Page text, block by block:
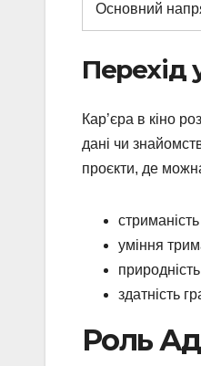
Основний
Перехід
Кар’єра в кіно
дані чи
проєкти, де
уміння
здатність
Роль